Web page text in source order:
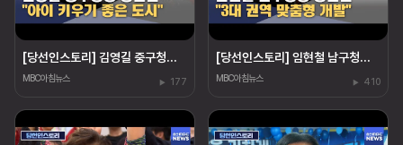
[당선인스토리] 김영길 중구청장 당선인 "아이 키우기 좋은 도시"
MBC아침뉴스 177
[당선인스토리] 임현철 남구청장 당선인‥"권역 개발"
MBC아침뉴스 410